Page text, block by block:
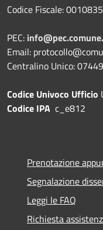
Codice Fiscale:
PEC:
Email:
Centralino Unico:
Codice Univoco Ufficio
Codice IPA c_e812
Prenotazione
Segnalazione
Leggi le FAQ
Richiesta